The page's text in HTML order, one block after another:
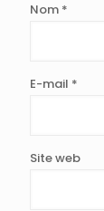
Nom *
E-mail *
Site web